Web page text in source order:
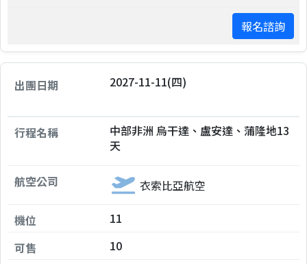
報名諮詢
2027-11-11(四)
中部非洲 烏干達、盧安達、蒲隆地13
天
衣索比亞航空
11
10